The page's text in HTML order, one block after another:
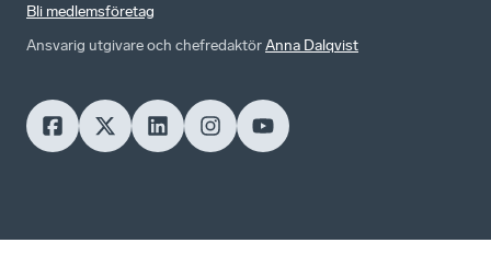
Bli medlemsföretag
Ansvarig utgivare och chefredaktörAnna Dalqvist